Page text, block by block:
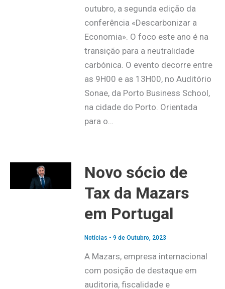
outubro, a segunda edição da
conferência «Descarbonizar a
Economia». O foco este ano é na
transição para a neutralidade
carbónica. O evento decorre entre
as 9H00 e as 13H00, no Auditório
Sonae, da Porto Business School,
na cidade do Porto. Orientada
para o…
Novo sócio de
Tax da Mazars
em Portugal
Notícias • 9 de Outubro, 2023
A Mazars, empresa internacional
com posição de destaque em
auditoria, fiscalidade e